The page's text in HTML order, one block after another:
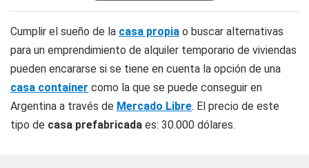
Cumplir el sueño de la casa propia o buscar alternativas
para un emprendimiento de alquiler temporario de viviendas
pueden encararse si se tiene en cuenta la opción de una
casa container como la que se puede conseguir en
Argentina a través de Mercado Libre. El precio de este
tipo de casa prefabricada es: 30.000 dólares.